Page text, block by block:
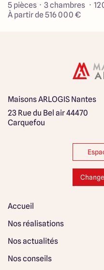
5 pièces · 3 chambres ·
À partir de 516 000 €
Maisons ARLOGIS Nantes
23 Rue du Bel air44470
Carquefou
Accueil
Nos réalisations
Nos actualités
Nos conseils